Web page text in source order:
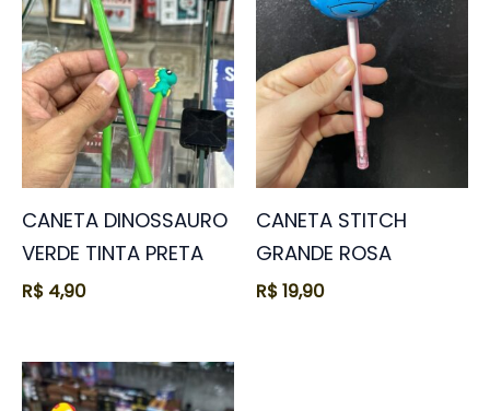
CANETA DINOSSAURO
VERDE TINTA PRETA
R$ 4,90
CANETA STITCH
GRANDE ROSA
R$19,90